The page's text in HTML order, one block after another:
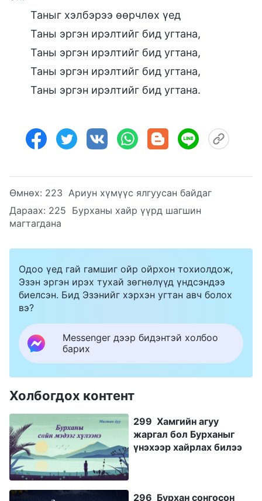
Таныг хэлбэрээ өөрчлөх үед
Таны эргэн ирэлтийг бид угтана,
Таны эргэн ирэлтийг бид угтана,
Таны эргэн ирэлтийг бид угтана,
Таны эргэн ирэлтийг бид угтана.
Өмнөх: 223 Ариун хүмүүс ялгуусан байдаг
Дараах: 225 Бурханы хайр үүрд шагшин
магтагдана
Одоо үед гай гамшиг ойр ойрхон тохиолдож,
Эзэн эргэн ирэх тухай зөгнөлүүд үндсэндээ
биелсэн. Бид Эзэнийг хэрхэн угтан авч болох
вэ?
Messenger дээр бидэнтэй холбоо
барих
Холбогдох контент
299 Хамгийн агуу
жаргал бол Бурханыг
үнэхээр хайрлах билээ
296 Бурхан сонгосон